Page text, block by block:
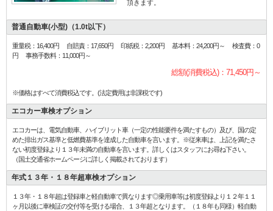
頂きます。
普通自動車(小型)（1.0t以下）
重量税：16,400円 自賠責：17,650円 印紙税：2,200円 基本料：24,200円～ 検査費：0
円 事務手数料：11,000円～
総額(消費税込)：71,450円～
※価格はすべて消費税込です。(法定費用は非課税です)
エコカー車検オプション
エコカーは、電気自動車、ハイブリット車（一定の性能要件を満たすもの）及び、国の定
めた排出ガス基準と低燃費基準を達成した自動車を言います。※従来車は、上記を満たさ
ない初度登録より１３年未満の自動車を言います。詳しくはスタッフにお尋ね下さい。
（国土交通省ホームページに詳しく掲載されております）
年式１３年・１８年超車検オプション
１３年・１８年超は登録車と軽自動車で異なります◎乗用車等は初度登録より１２年１１
ヶ月以後に車検証の交付等を受ける場合、１３年超となります。（１８年も同様）軽自動